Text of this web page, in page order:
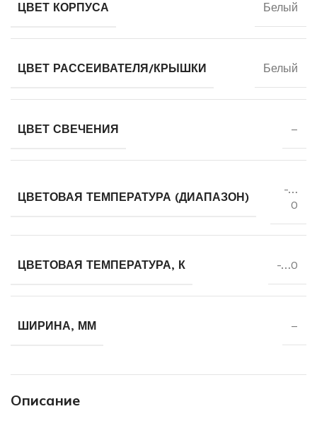
ЦВЕТ КОРПУСА Белый
ЦВЕТ РАССЕИВАТЕЛЯ/КРЫШКИ Белый
ЦВЕТ СВЕЧЕНИЯ –
ЦВЕТОВАЯ ТЕМПЕРАТУРА (ДИАПАЗОН)
-…
0
ЦВЕТОВАЯ ТЕМПЕРАТУРА, К -…0
ШИРИНА, ММ –
Описание